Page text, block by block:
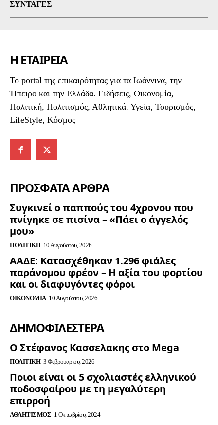
ΣΥΝΤΑΓΈΣ
Η ΕΤΑΙΡΕΙΑ
To portal της επικαιρότητας για τα Ιωάννινα, την
Ήπειρο και την Ελλάδα. Ειδήσεις, Οικονομία,
Πολιτική, Πολιτισμός, Αθλητικά, Υγεία, Τουρισμός,
LifeStyle, Κόσμος
ΠΡΟΣΦΑΤΑ ΑΡΘΡΑ
Συγκινεί ο παππούς του 4χρονου που
πνίγηκε σε πισίνα – «Πάει ο άγγελός
μου»
ΠΟΛΙΤΙΚΉ 10 Αυγούστου, 2026
ΑΑΔΕ: Κατασχέθηκαν 1.296 φιάλες
παράνομου φρέον – Η αξία του φορτίου
και οι διαφυγόντες φόροι
ΟΙΚΟΝΟΜΊΑ 10 Αυγούστου, 2026
ΔΗΜΟΦΙΛΈΣΤΕΡΑ
Ο Στέφανος Κασσελακης στο Mega
ΠΟΛΙΤΙΚΉ 3 Φεβρουαρίου, 2026
Ποιοι είναι οι 5 σχολιαστές ελληνικού
ποδοσφαίρου με τη μεγαλύτερη
επιρροή
ΑΘΛΗΤΙΣΜΌΣ 1 Οκτωβρίου, 2024